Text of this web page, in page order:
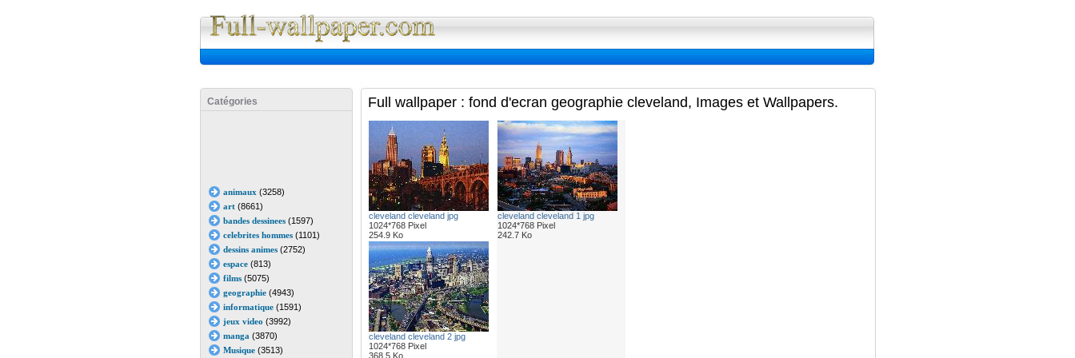
Catégories
animaux (3258)
art(8661)
bandes dessinees(1597)
celebrites hommes(1101)
dessins animes(2752)
espace(813)
films(5075)
geographie(4943)
informatique(1591)
jeux video (3992)
manga (3870)
Musique(3513)
Full wallpaper : fond d'ecran geographie cleveland, Images et Wallpapers.
cleveland cleveland jpg
1024*768 Pixel
254.9 Ko
cleveland cleveland 1 jpg
1024*768 Pixel
242.7 Ko
cleveland cleveland 2 jpg
1024*768 Pixel
368.5 Ko